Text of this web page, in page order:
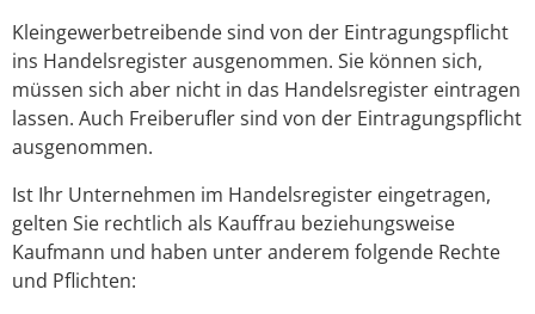
Kleingewerbetreibende sind von der Eintragungspflicht
ins Handelsregister ausgenommen. Sie können sich,
müssen sich aber nicht in das Handelsregister eintragen
lassen. Auch Freiberufler sind von der Eintragungspflicht
ausgenommen.
Ist Ihr Unternehmen im Handelsregister eingetragen,
gelten Sie rechtlich als Kauffrau beziehungsweise
Kaufmann und haben unter anderem folgende Rechte
und Pflichten: